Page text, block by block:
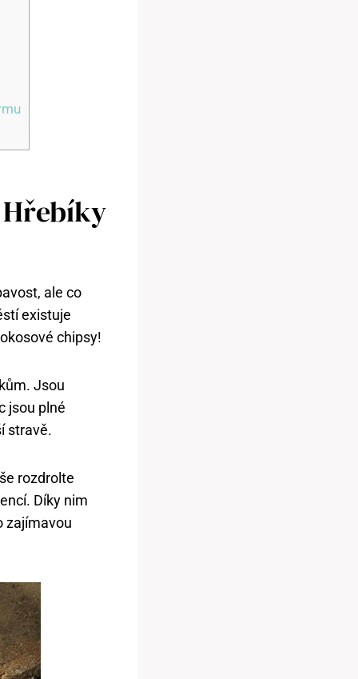
ale co
existuje
chipsy!
Jsou
jsou plné
stravě.
rozdrolte
Díky nim
zajímavou